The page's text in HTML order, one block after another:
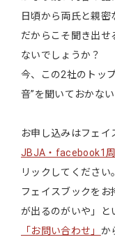
日頃から両氏と親
だからこそ聞き出
ないでしょうか？
今、この2社のトッ
音”を聞いておかな
お申し込みはフェイ
JBJA・facebook1
リックしてください。
フェイスブックを
が出るのがいや」と
「お問い合わせ」 か